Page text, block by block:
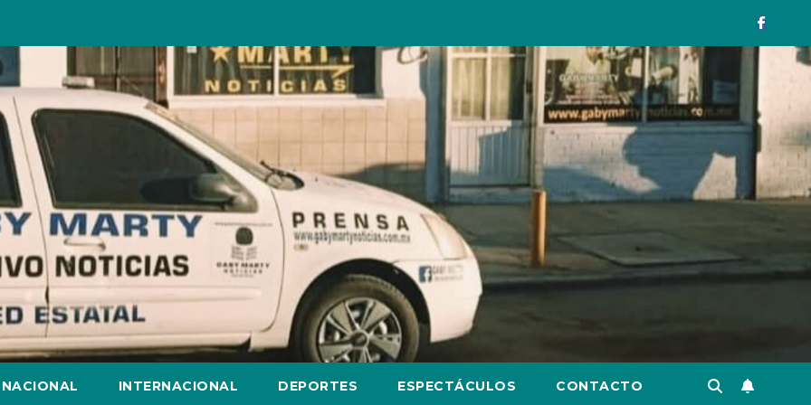
NACIONAL INTERNACIONAL DEPORTES ESPECTÁCULOS CONTACTO